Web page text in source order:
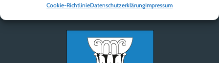
Cookie-RichtlinieDatenschutzerklärungImpressum